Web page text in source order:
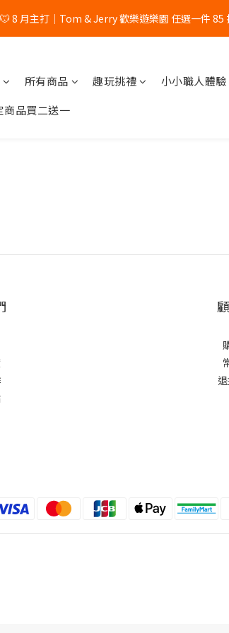
8 月主打｜Tom & Jerry 歡樂遊樂園 任選一件 85
所有商品 趣玩挑禮 小小職人體驗
商品買二送一